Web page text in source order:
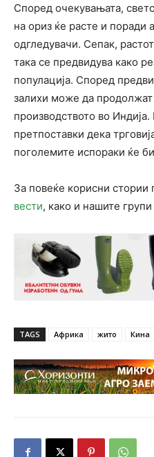
Според очекувањата,
на ориз ќе расте и поради
одгледувачи. Сепак,
така се предвидува како
популација. Според
залихи може да продолжат
производството во Индија.
претпоставки дека
поголемите испораки ќе
За повеќе корисни стории
вести, како и нашите
TAGS Африка жито Кина